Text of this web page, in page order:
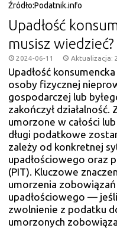
Źródło:Podatnik.info
Upadłość
musisz wiedzieć?
2024-06-11 Aktualizacja:
Upadłość
osoby fizycznej
gospodarczej lub
zakończył
umorzone w całości
długi podatkowe
zależy od konkretnej
upadłościowego oraz
(PIT). Kluczowe
umorzenia
upadłościowego —
zwolnienie z podatku
umorzonych